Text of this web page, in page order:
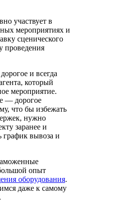
участвует в
мероприятиях и
сценического
проведения
и всегда
который
мероприятие.
— дорогое
что бы избежать
нужно
заранее и
график вывоза и
опыт
оборудования.
даже к самому